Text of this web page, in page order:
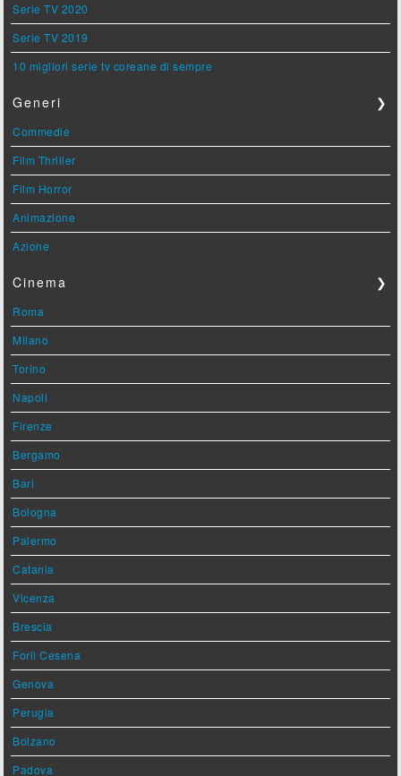
Serie TV 2020
Serie TV 2019
10 migliori serie tv coreane di sempre
Generi ❯
Commedie
Film Thriller
Film Horror
Animazione
Azione
Cinema ❯
Roma
Milano
Torino
Napoli
Firenze
Bergamo
Bari
Bologna
Palermo
Catania
Vicenza
Brescia
Forlì Cesena
Genova
Perugia
Bolzano
Padova